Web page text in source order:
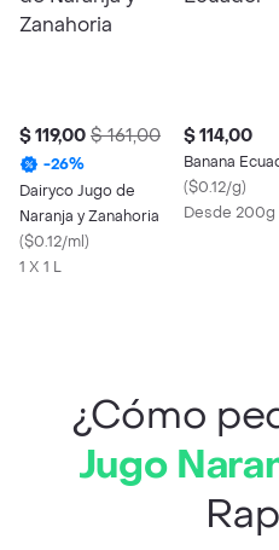
$ 119,00 $ 161,00
-26%
Dairyco Jugo de
Naranja y Zanahoria
($0.12/ml)
1 X 1 L
$ 114,00
Banana
($0.12/g)
Desde 200g
¿Cómo
Jugo